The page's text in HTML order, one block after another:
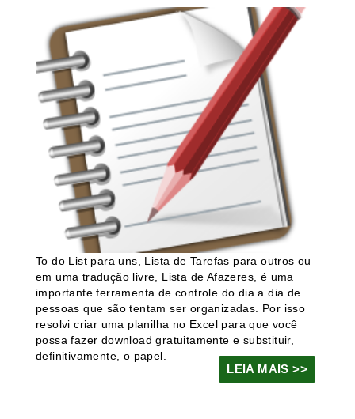
To do List para uns, Lista de Tarefas para outros ou
em uma tradução livre, Lista de Afazeres, é uma
importante ferramenta de controle do dia a dia de
pessoas que são tentam ser organizadas. Por isso
resolvi criar uma planilha no Excel para que você
possa fazer download gratuitamente e substituir,
definitivamente, o papel.
LEIA MAIS >>